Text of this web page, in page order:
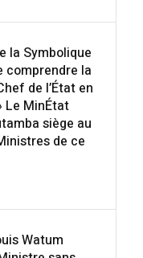
la Symbolique
comprendre la
de l’État en
Le MinÉtat
siège au
de ce
Watum